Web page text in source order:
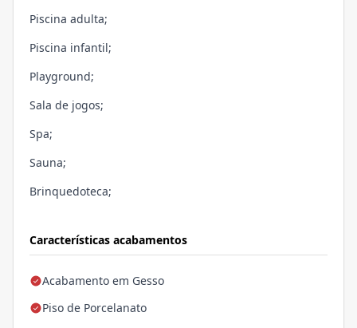
Características acabamentos
Acabamento em Gesso
Piso de Porcelanato
Piscina adulta;
Piscina infantil;
Playground;
Sala de jogos;
Spa;
Sauna;
Brinquedoteca;